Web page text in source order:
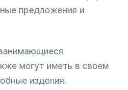
предложения и
могут иметь в своем
изделия.